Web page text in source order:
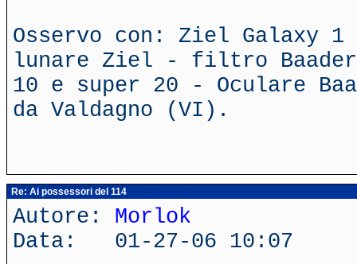
Osservo con: Ziel Galaxy
lunare Ziel - filtro Baader
10 e super 20 - Oculare
da Valdagno (VI).
Re: Ai possessori del 114
Autore: Morlok
Data: 01-27-06 10:07